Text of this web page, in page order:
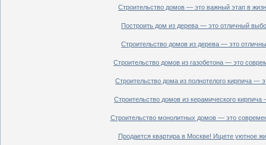
Строительство домов — это важный этап в
Построить дом из дерева — это отличный
Строительство домов из дерева — это
Строительство домов из газобетона — это
Строительство дома из полнотелого кирпича —
Строительство домов из керамического
Строительство монолитных домов — это
Продается квартира в Москве! Ищете уютное